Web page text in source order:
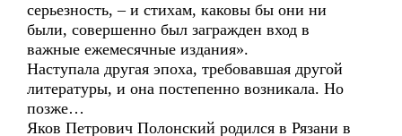
серьезность, – и стихам, каковы бы они ни
были, совершенно был загражден вход в
важные ежемесячные издания».
Наступала другая эпоха, требовавшая другой
литературы, и она постепенно возникала. Но
позже…
Яков Петрович Полонский родился в Рязани в